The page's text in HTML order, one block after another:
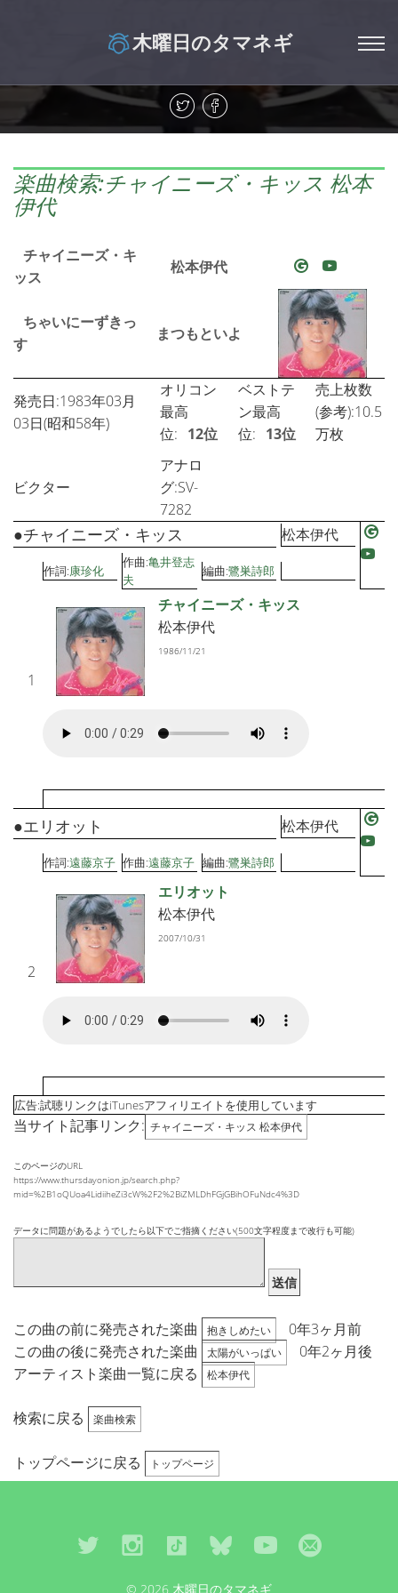
木曜日のタマネギ
楽曲検索:チャイニーズ・キッス 松本
伊代
チャイニーズ・キ
ッス
松本伊代
ちゃいにーずきっ
す
まつもといよ
発売日:1983年03月
03日(昭和58年)
オリコン
最高
位: 12位
ベストテ
ン最高
位: 13位
売上枚数
(参考):10.5
万枚
ビクター
アナロ
グ:SV-
7282
1
●チャイニーズ・キッス 松本伊代
作詞:康珍化
作曲:亀井登志
夫
編曲:鷺巣詩郎
チャイニーズ・キッス
松本伊代
1986/11/21
2
●エリオット 松本伊代
作詞:遠藤京子 作曲:遠藤京子 編曲:鷺巣詩郎
エリオット
松本伊代
2007/10/31
広告:試聴リンクはiTunesアフィリエイトを使用しています
当サイト記事リンク: チャイニーズ・キッス 松本伊代
このページのURL
https://www.thursdayonion.jp/search.php?
mid=%2B1oQUoa4LidiiheZi3cW%2F2%2BiZMLDhFGjGBihOFuNdc4%3D
データに問題があるようでしたら以下でご指摘ください(500文字程度まで改行も可能)
送信
この曲の前に発売された楽曲 抱きしめたい
0年3ヶ月前
この曲の後に発売された楽曲
太陽がいっぱい
0年2ヶ月後
アーティスト楽曲一覧に戻る
松本伊代
検索に戻る 楽曲検索
トップページに戻る トップページ
© 2026 木曜日のタマネギ